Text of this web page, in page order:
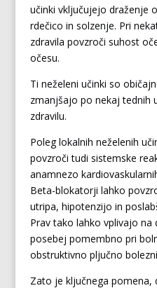
učinki vključujejo draženje
rdečico in solzenje. Pri
zdravila povzroči suhost
očesu.
Ti neželeni učinki so
zmanjšajo po nekaj tednih
zdravilu.
Poleg lokalnih neželenih
povzroči tudi sistemske
anamnezo
Beta-blokatorji lahko
utripa, hipotenzijo in
Prav tako lahko vplivajo na
posebej pomembno pri
obstruktivno pljučno
Zato je ključnega pomena,